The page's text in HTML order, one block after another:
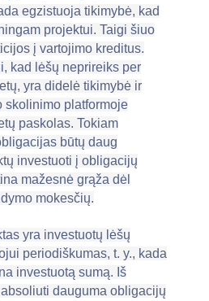
egzistuoja tikimybė, kad
projektui. Taigi šiuo
į vartojimo kreditus.
kad lėšų neprireiks per
yra didelė tikimybė ir
skolinimo platformoje
paskolas. Tokiam
būtų daug
investuoti į obligacijų
mažesnė grąža dėl
mokesčių.
yra investuotų lėšų
periodiškumas, t. y., kada
investuotą sumą. Iš
dauguma obligacijų